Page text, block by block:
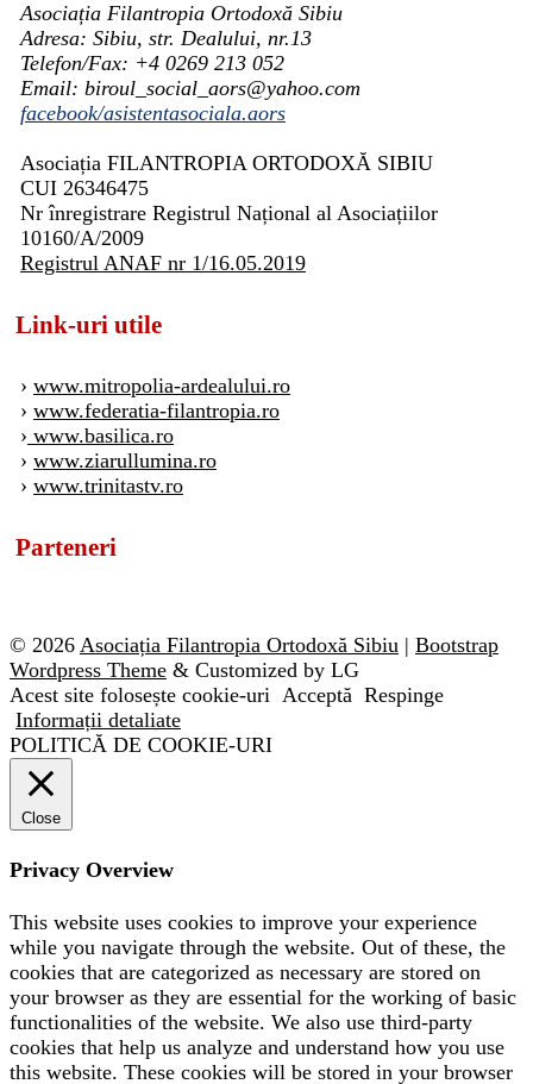
Asociația Filantropia Ortodoxă Sibiu
Adresa: Sibiu, str. Dealului, nr.13
Telefon/Fax: +4 0269 213 052
Email: biroul_social_aors@yahoo.com
facebook/asistentasociala.aors
Asociația FILANTROPIA ORTODOXĂ SIBIU
CUI 26346475
Nr înregistrare Registrul Național al Asociațiilor
10160/A/2009
Registrul ANAF nr 1/16.05.2019
Link-uri utile
› www.mitropolia-ardealului.ro
› www.federatia-filantropia.ro
› www.basilica.ro
› www.ziarullumina.ro
› www.trinitastv.ro
Parteneri
© 2026 Asociația Filantropia Ortodoxă Sibiu | Bootstrap
Wordpress Theme & Customized by LG
Acest site folosește cookie-uri Acceptă Respinge
Informații detaliate
POLITICĂ DE COOKIE-URI
Close
Privacy Overview
This website uses cookies to improve your experience
while you navigate through the website. Out of these, the
cookies that are categorized as necessary are stored on
your browser as they are essential for the working of basic
functionalities of the website. We also use third-party
cookies that help us analyze and understand how you use
this website. These cookies will be stored in your browser